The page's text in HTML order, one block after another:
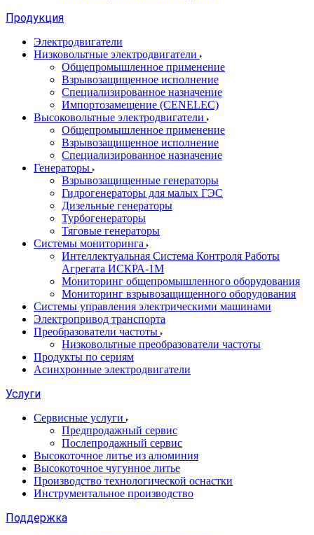
Продукция
Электродвигатели
Низковольтные электродвигатели
Общепромышленное применение
Взрывозащищенное исполнение
Специализированное назначение
Импортозамещение (CENELEC)
Высоковольтные электродвигатели
Общепромышленное применение
Взрывозащищенное исполнение
Специализированное назначение
Генераторы
Взрывозащищенные генераторы
Гидрогенераторы для малых ГЭС
Дизельные генераторы
Турбогенераторы
Тяговые генераторы
Системы мониторинга
Интеллектуальная Система Контроля Работы
Агрегата ИСКРА-1М
Мониторинг общепромышленного оборудования
Мониторинг взрывозащищенного оборудования
Системы управления электрическими машинами
Электропривод транспорта
Преобразователи частоты
Низковольтные преобразователи частоты
Продукты по сериям
Асинхронные электродвигатели
Услуги
Сервисные услуги
Предпродажный сервис
Послепродажный сервис
Высокоточное литье из алюминия
Высокоточное чугунное литье
Производство технологической оснастки
Инструментальное производство
Поддержка